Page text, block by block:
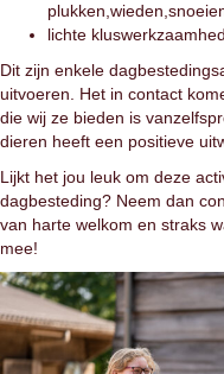
lichte
Dit zijn enkele
uitvoeren. Het in contact
die wij ze bieden is
dieren heeft een positieve
Lijkt het jou leuk om deze
dagbesteding? Neem dan
van harte welkom en straks
mee!